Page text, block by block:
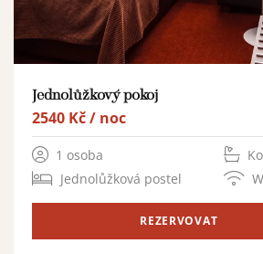
Jednolůžkový pokoj
2540 Kč / noc
1 osoba
Jednolůžková postel
REZERVOVAT